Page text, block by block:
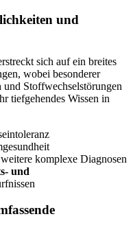
und
sich auf ein breites
wobei besonderer
und Stoffwechselstörungen
tiefgehendes Wissen in
komplexe Diagnosen
und